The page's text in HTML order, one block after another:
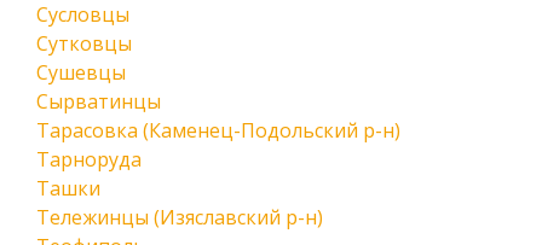
Сусловцы
Сутковцы
Сушевцы
Сырватинцы
Тарасовка (Каменец-Подольский р-н)
Тарноруда
Ташки
Тележинцы (Изяславский р-н)